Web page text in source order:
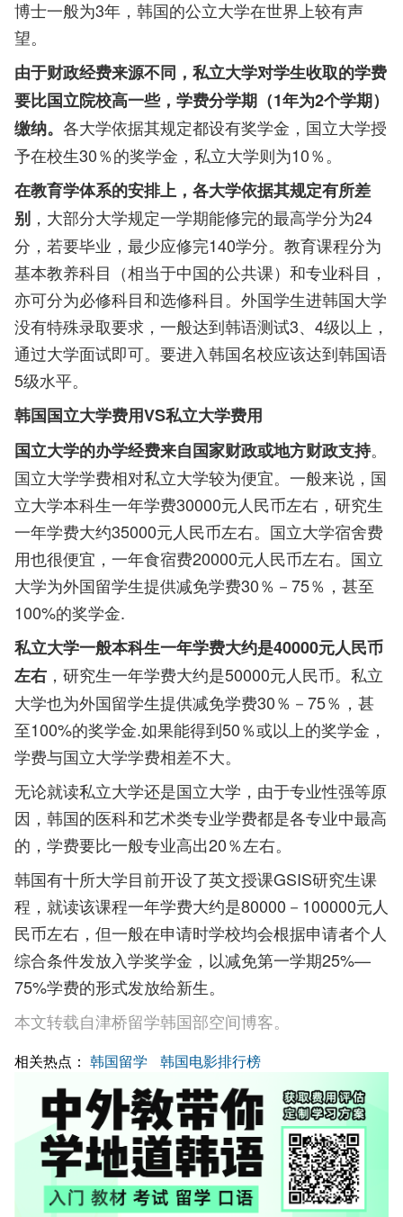
博士一般为3年，韩国的公立大学在世界上较有声
望。
由于财政经费来源不同，私立大学对学生收取的学费
要比国立院校高一些，学费分学期（1年为2个学期）
缴纳。 各大学依据其规定都设有奖学金，国立大学授
予在校生30％的奖学金，私立大学则为10％。
在教育学体系的安排上，各大学依据其规定有所差
别 ，大部分大学规定一学期能修完的最高学分为24
分，若要毕业，最少应修完140学分。教育课程分为
基本教养科目（相当于中国的公共课）和专业科目，
亦可分为必修科目和选修科目。外国学生进韩国大学
没有特殊录取要求，一般达到韩语测试3、4级以上，
通过大学面试即可。要进入韩国名校应该达到韩国语
5级水平。
韩国国立大学费用VS私立大学费用
国立大学的办学经费来自国家财政或地方财政支持。
国立大学学费相对私立大学较为便宜。一般来说，国
立大学本科生一年学费30000元人民币左右，研究生
一年学费大约35000元人民币左右。国立大学宿舍费
用也很便宜，一年食宿费20000元人民币左右。国立
大学为外国留学生提供减免学费30％－75％，甚至
100%的奖学金.
私立大学一般本科生一年学费大约是40000元人民币
左右 ，研究生一年学费大约是50000元人民币。私立
大学也为外国留学生提供减免学费30％－75％，甚
至100%的奖学金.如果能得到50％或以上的奖学金，
学费与国立大学学费相差不大。
无论就读私立大学还是国立大学，由于专业性强等原
因，韩国的医科和艺术类专业学费都是各专业中最高
的，学费要比一般专业高出20％左右。
韩国有十所大学目前开设了英文授课GSIS研究生课
程，就读该课程一年学费大约是80000－100000元人
民币左右，但一般在申请时学校均会根据申请者个人
综合条件发放入学奖学金，以减免第一学期25%—
75%学费的形式发放给新生。
本文转载自津桥留学韩国部空间博客。
相关热点： 韩国留学 韩国电影排行榜